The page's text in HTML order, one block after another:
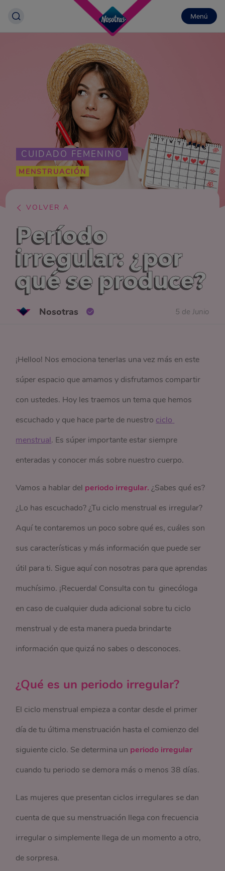
Menú
CUIDADO FEMENINO
MENSTRUACIÓN
VOLVER A
Período
irregular: ¿por
qué se produce?
Nosotras 5 de Junio
¡Helloo! Nos emociona tenerlas una vez más en este
súper espacio que amamos y disfrutamos compartir
con ustedes. Hoy les traemos un tema que hemos
escuchado y que hace parte de nuestro ciclo
menstrual. Es súper importante estar siempre
enteradas y conocer más sobre nuestro cuerpo.
Vamos a hablar del periodo irregular. ¿Sabes qué es?
¿Lo has escuchado? ¿Tu ciclo menstrual es irregular?
Aquí te contaremos un poco sobre qué es, cuáles son
sus características y más información que puede ser
útil para ti. Sigue aquí con nosotras para que aprendas
muchísimo. ¡Recuerda! Consulta con tu ginecóloga
en caso de cualquier duda adicional sobre tu ciclo
menstrual y de esta manera pueda brindarte
información que quizá no sabes o desconoces.
¿Qué es un periodo irregular?
El ciclo menstrual empieza a contar desde el primer
día de tu última menstruación hasta el comienzo del
siguiente ciclo. Se determina un periodo irregular
cuando tu periodo se demora más o menos 38 días.
Las mujeres que presentan ciclos irregulares se dan
cuenta de que su menstruación llega con frecuencia
irregular o simplemente llega de un momento a otro,
de sorpresa.